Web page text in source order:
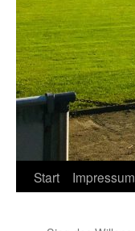
Springe
Start Impressum